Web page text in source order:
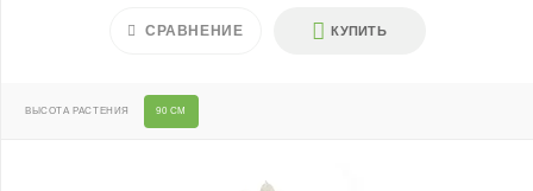
КУПИТЬ
СРАВНЕНИЕ
ВЫСОТА РАСТЕНИЯ 90 СМ